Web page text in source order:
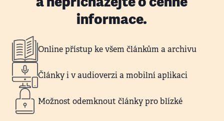
informace.
Online přístup ke všem článkům a archivu
Články i v audioverzi a mobilní aplikaci
Možnost odemknout články pro blízké